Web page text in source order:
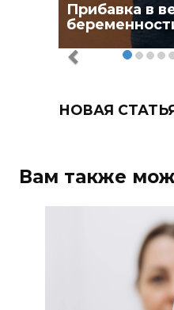
Прибавка в
НОВАЯ
Вам также